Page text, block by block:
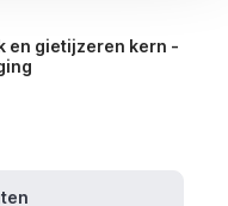
en gietijzeren kern -